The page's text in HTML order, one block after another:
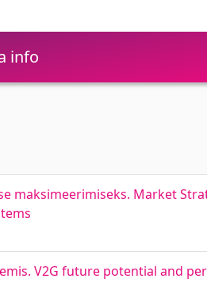
info
maksimeerimiseks. Market
V2G future potential and